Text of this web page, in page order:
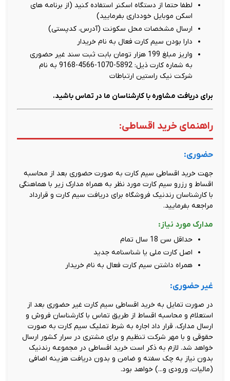
لطفا حتما از دستگاه اسکنر استفاده کنید (از برنامه های
اسکن موبایل خودداری بفرمایید)
ارسال مشخصات محل سکونت (آدرس، کدپستی)
دارا بودن سیم کارت فعال به نام خریدار
واریز مبلغ 199 هزار تومان بابت ثبت سند غیر حضوری
به شماره کارت ذیل: 5892-1070-4566-9168 به نام
شرکت نیک راستین ارتباطات
برای دریافت مشاوره با کارشناسان ما در تماس باشید.
راهنمای خرید اقساطی:
حضوری:
جهت خرید اقساطی سیم کارت به صورت حضوری بعد از محاسبه
اقساط و رزرو سیم کارت مورد نظر به همراه مدارک زیر با هماهنگی
با کارشناسان رندنیک فروشگاه برای دریافت سیم کارت و قرارداد
مراجعه بفرمایید.
مدارک مورد نیاز:
حداقل سن 18 سال تمام
اصل کارت ملی یا شناسنامه جدید
همراه داشتن سیم کارت فعال به نام خریدار
غیر حضوری:
در صورت تمایل به خرید اقساطی سیم کارت غیر حضوری بعد از
استعلام و محاسبه اقساط از طریق تماس با کارشناسان فروش و
ارسال مدارک، قرار داد اجاره به شرط تملیک سیم کارت به صورت
حقوقی و با مهر شرکت تنظیم و برای مشتری در سرار کشور ارسال
خواهد شد. لازم به ذکر است خرید اقساطی در مجموعه رندنیک
بدون نیاز به چک سفته و ضامن و بدون دریافت هزینه اضافی
(مالیات، ورودی و...) خواهد بود.